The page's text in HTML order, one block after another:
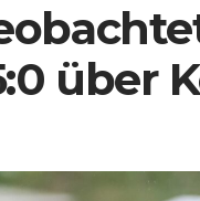
über